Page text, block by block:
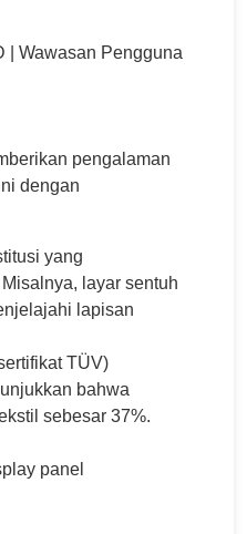
| Wawasan Pengguna
pengalaman
dengan
yang
layar sentuh
lapisan
TÜV)
bahwa
sebesar 37%.